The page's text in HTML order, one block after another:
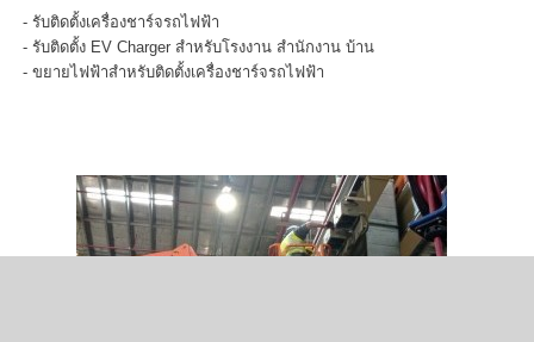
- รับติดตั้งเครื่องชาร์จรถไฟฟ้า
- รับติดตั้ง EV Charger สำหรับโรงงาน สำนักงาน บ้าน
- ขยายไฟฟ้าสำหรับติดตั้งเครื่องชาร์จรถไฟฟ้า